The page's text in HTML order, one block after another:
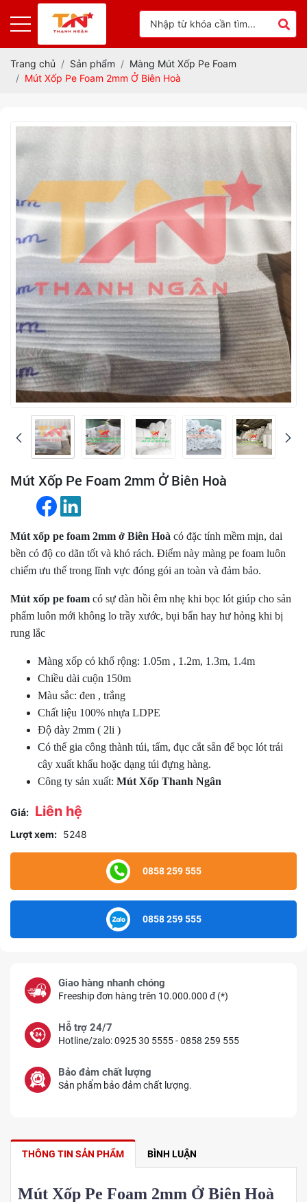
Trang chủ Sản phẩm
Màng Mút Xốp Pe Foam
Mút Xốp Pe Foam 2mm Ở Biên Hoà
Mút Xốp Pe Foam 2mm Ở Biên Hoà
Mút xốp pe foam 2mm ở Biên Hoà có đặc tính mềm mịn, dai
bền có độ co dãn tốt và khó rách. Điểm này màng pe foam luôn
chiếm ưu thế trong lĩnh vực đóng gói an toàn và đảm bảo.
Mút xốp pe foam có sự đàn hồi êm nhẹ khi bọc lót giúp cho sản
phẩm luôn mới không lo trầy xước, bụi bẩn hay hư hỏng khi bị
rung lắc
Màng xốp có khổ rộng: 1.05m , 1.2m, 1.3m, 1.4m
Chiều dài cuộn 150m
Màu sắc: đen , trắng
Chất liệu 100% nhựa LDPE
Độ dày 2mm ( 2li )
Có thể gia công thành túi, tấm, đục cắt sẵn để bọc lót trái
cây xuất khẩu hoặc dạng túi đựng hàng.
Công ty sản xuất: Mút Xốp Thanh Ngân
Giá: Liên hệ
Lượt xem: 5248
0858 259 555
0858 259 555
Giao hàng nhanh chóng
Freeship đơn hàng trên 10.000.000 đ (*)
Hỗ trợ 24/7
Hotline/zalo: 0925 30 5555 - 0858 259 555
Bảo đảm chất lượng
Sản phẩm bảo đảm chất lượng.
THÔNG TIN SẢN PHẨM BÌNH LUẬN
Mút Xốp Pe Foam 2mm Ở Biên Hoà